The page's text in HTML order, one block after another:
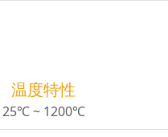
温度特性
25℃ ~ 1200℃